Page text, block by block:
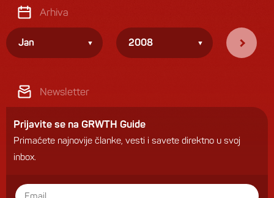
Arhiva
Jan 2008
Newsletter
Prijavite se na GRWTH Guide
Primaćete najnovije članke, vesti i savete direktno u svoj
inbox.